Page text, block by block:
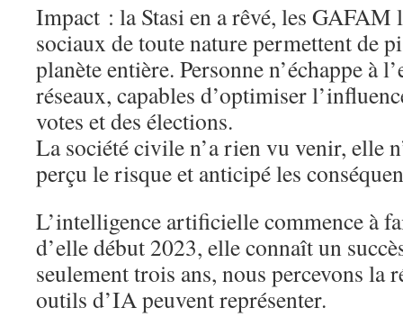
Impact : la Stasi en a rêvé, les GAFAM
sociaux de toute nature permettent de
planète entière. Personne n’échappe à
réseaux, capables d’optimiser
votes et des élections.
La société civile n’a rien vu venir, elle
perçu le risque et anticipé les
L’intelligence artificielle commence à
d’elle début 2023, elle connaît un
seulement trois ans, nous percevons la
outils d’IA peuvent représenter.